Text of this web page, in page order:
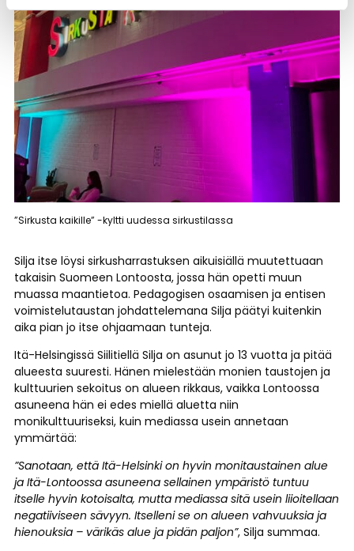
”Sirkusta kaikille” -kyltti uudessa sirkustilassa
Silja itse löysi sirkusharrastuksen aikuisiällä muutettuaan
takaisin Suomeen Lontoosta, jossa hän opetti muun
muassa maantietoa. Pedagogisen osaamisen ja entisen
voimistelutaustan johdattelemana Silja päätyi kuitenkin
aika pian jo itse ohjaamaan tunteja.
Itä-Helsingissä Siilitiellä Silja on asunut jo 13 vuotta ja pitää
alueesta suuresti. Hänen mielestään monien taustojen ja
kulttuurien sekoitus on alueen rikkaus, vaikka Lontoossa
asuneena hän ei edes miellä aluetta niin
monikulttuuriseksi, kuin mediassa usein annetaan
ymmärtää:
”Sanotaan, että Itä-Helsinki on hyvin monitaustainen alue
ja Itä-Lontoossa asuneena sellainen ympäristö tuntuu
itselle hyvin kotoisalta, mutta mediassa sitä usein liioitellaan
negatiiviseen sävyyn. Itselleni se on alueen vahvuuksia ja
hienouksia – värikäs alue ja pidän paljon”, Silja summaa.